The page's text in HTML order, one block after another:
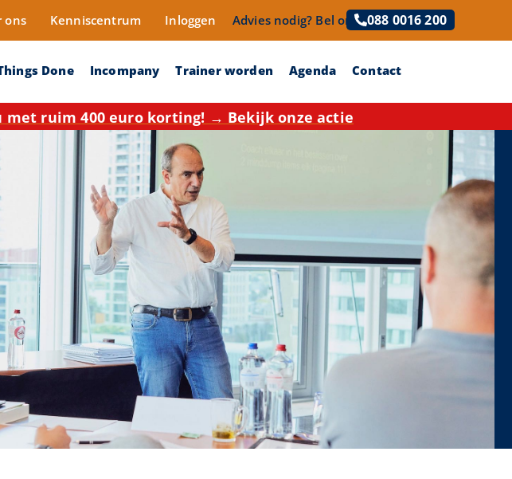
ons Kenniscentrum Inloggen Advies nodig? Bel ons! 088 0016 200
Done Incompany Trainer worden Agenda Contact
met ruim 400 euro korting! → Bekijk onze actie